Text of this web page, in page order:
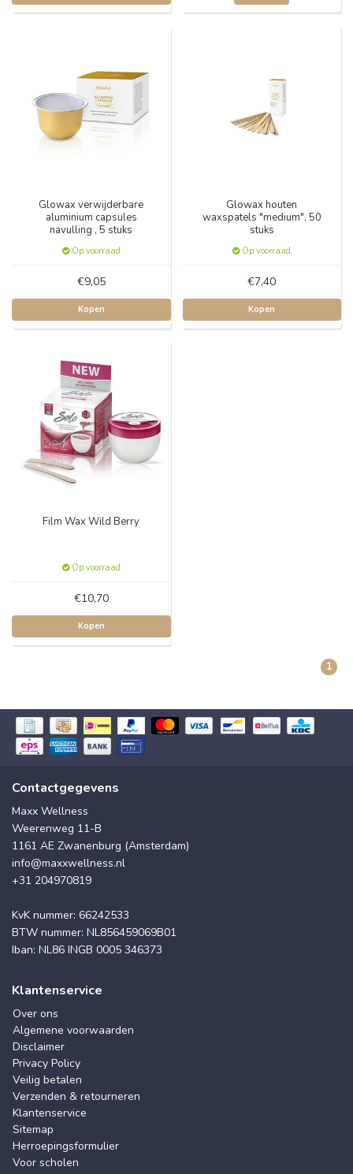
Glowax verwijderbare
aluminium capsules
navulling , 5 stuks
Op voorraad
€9,05
Kopen
Glowax houten
waxspatels "medium", 50
stuks
Op voorraad
€7,40
Kopen
Film Wax Wild Berry
Op voorraad
€10,70
Kopen
1
Contactgegevens
Maxx Wellness
Weerenweg 11-B
1161 AE Zwanenburg (Amsterdam)
info@maxxwellness.nl
+31 204970819
KvK nummer: 66242533
BTW nummer: NL856459069B01
Iban: NL86 INGB 0005 346373
Klantenservice
Over ons
Algemene voorwaarden
Disclaimer
Privacy Policy
Veilig betalen
Verzenden & retourneren
Klantenservice
Sitemap
Herroepingsformulier
Voor scholen